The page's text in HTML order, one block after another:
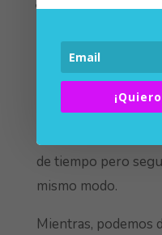
E, igualmente,
de decirla: si la
omite, entre otras.
Habitualmente
niño consiga decir
suave o simple. Si
de tiempo pero
mismo modo.
Mientras, podemos